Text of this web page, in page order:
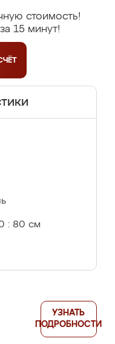
стоимость!
15 минут!
: 80 см
УЗНАТЬ
ПОДРОБНОСТИ